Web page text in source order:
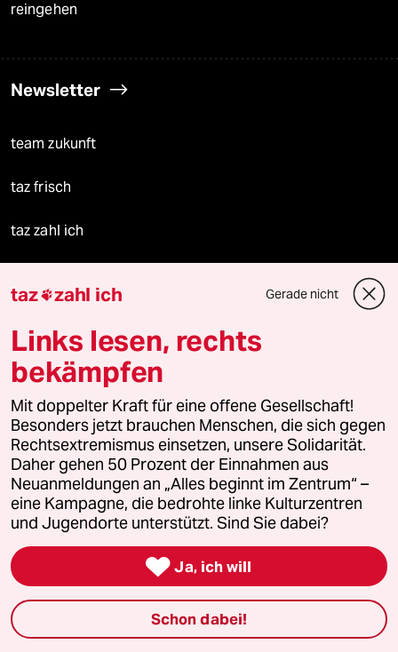
reingehen
Newsletter
team zukunft
taz frisch
taz zahl ich
Veranstaltungen
Demnächst
Vor Ort
Live im Stream
Vergangene
taz lab 2027
taz zahl ich Gerade nicht
Links lesen, rechts
bekämpfen
Mit doppelter Kraft für eine offene Gesellschaft!
Besonders jetzt brauchen Menschen, die sich gegen
Rechtsextremismus einsetzen, unsere Solidarität.
Daher gehen 50 Prozent der Einnahmen aus
Neuanmeldungen an „Alles beginnt im Zentrum“ –
eine Kampagne, die bedrohte linke Kulturzentren
und Jugendorte unterstützt. Sind Sie dabei?
 Ja, ich will
Schon dabei!